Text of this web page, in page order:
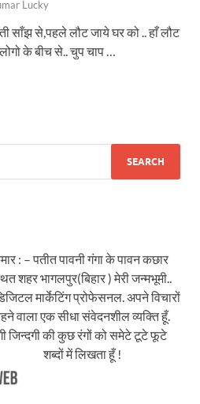
Lucky
साँझ से,पहले लौट जाये घर को .. हाँ लौट
के बीच से.. चुप चाप …
: – पतीत पावनी गंगा के पावन कछार
शहर भागलपुर(बिहार ) मेरी जन्मभूमी..
मार्केटिंग प्रोफेसनल. अपने विचारों
वाला एक सीधा संवेदनशील व्यक्ति हूँ.
जिन्दगी की कुछ रंगों को समेटे टूटे फूटे
शब्दों में लिखता हूँ !